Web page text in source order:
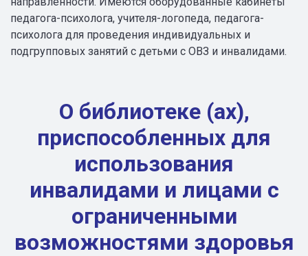
педагога-психолога, учителя-логопеда, педагога-
психолога для проведения индивидуальных и
подгрупповых занятий с детьми с ОВЗ и инвалидами.
О библиотеке (ах),
приспособленных для
использования
инвалидами и лицами с
ограниченными
возможностями здоровья